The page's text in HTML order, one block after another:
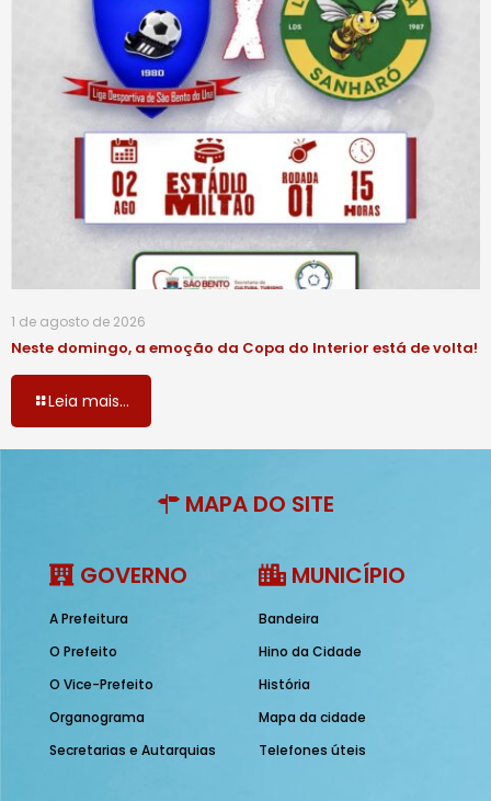
1 de agosto de 2026
Neste domingo, a emoção da Copa do Interior está de volta!
Leia mais...
MAPA DO SITE
GOVERNO
A Prefeitura
O Prefeito
O Vice-Prefeito
Organograma
Secretarias e Autarquias
MUNICÍPIO
Bandeira
Hino da Cidade
História
Mapa da cidade
Telefones úteis